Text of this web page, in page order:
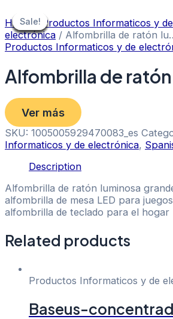
to
content
Sale!
Home/ Productos Informaticos y de
electrónica / Alfombrilla de ratón
Productos Informaticos y de
Alfombrilla de
Ver más
SKU: 1005005929470083_es
Informaticos y de electrónica,
Description
Alfombrilla de ratón luminosa
alfombrilla de mesa LED para
alfombrilla de teclado para el hogar
Related products
Sale!
Sale!
Productos Informaticos y de
Baseus-
Sale!
Sale!
Sale!
Sale!
Sale!
Sale!